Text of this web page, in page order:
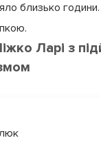
близько
Ларі з